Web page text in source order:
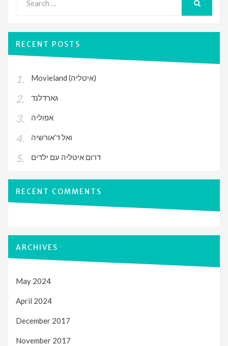
for:
RECENT POSTS
Movieland (איטליה)
גארדלנד
אפוליה
ואל ד’אורשיה
דרום איטליה עם ילדים
RECENT COMMENTS
ARCHIVES
May 2024
April 2024
December 2017
November 2017